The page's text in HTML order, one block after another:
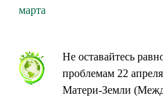
марта
Не оставайтесь
проблемам 22
Матери-Земли